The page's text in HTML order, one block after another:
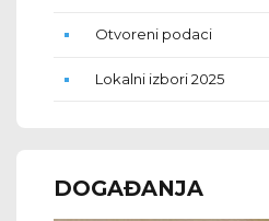
Otvoreni podaci
Lokalni izbori 2025
DOGAĐANJA